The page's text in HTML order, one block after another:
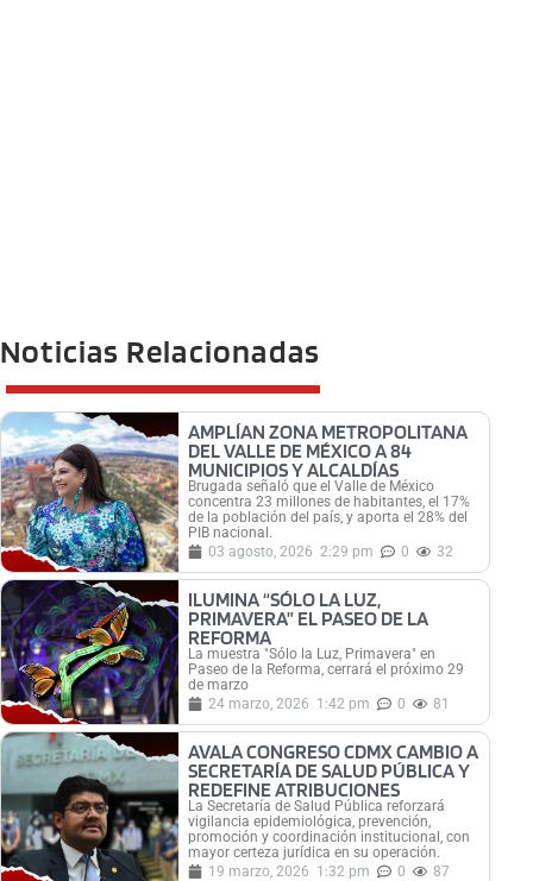
Noticias Relacionadas
AMPLÍAN ZONA METROPOLITANA
DEL VALLE DE MÉXICO A 84
MUNICIPIOS Y ALCALDÍAS
Brugada señaló que el Valle de México
concentra 23 millones de habitantes, el 17%
de la población del país, y aporta el 28% del
PIB nacional.
03 agosto, 2026 2:29 pm 0 32
ILUMINA “SÓLO LA LUZ,
PRIMAVERA” EL PASEO DE LA
REFORMA
La muestra "Sólo la Luz, Primavera" en
Paseo de la Reforma, cerrará el próximo 29
de marzo
24 marzo, 2026 1:42 pm 0 81
AVALA CONGRESO CDMX CAMBIO A
SECRETARÍA DE SALUD PÚBLICA Y
REDEFINE ATRIBUCIONES
La Secretaría de Salud Pública reforzará
vigilancia epidemiológica, prevención,
promoción y coordinación institucional, con
mayor certeza jurídica en su operación.
19 marzo, 2026 1:32 pm 0 87